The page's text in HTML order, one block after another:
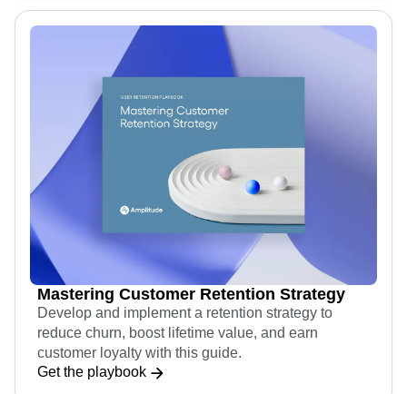
Mastering Customer Retention Strategy
Develop and implement a retention strategy to
reduce churn, boost lifetime value, and earn
customer loyalty with this guide.
Get the playbook